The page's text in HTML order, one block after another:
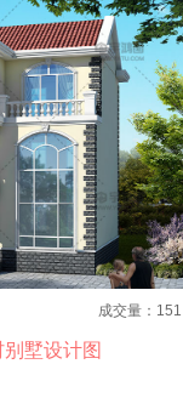
成交量：151
墅设计图